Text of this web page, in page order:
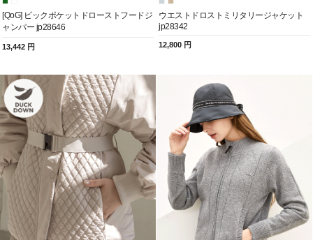
[QoG] ビックポケットドローストフードジ
ャンパー jp28646
13,442 円
ウエストドロストミリタリージャケット
jp28342
12,800 円